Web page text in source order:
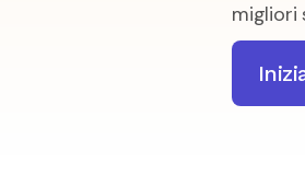
migliori